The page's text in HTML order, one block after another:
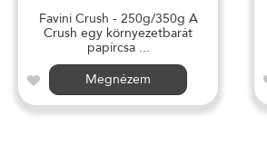
Favini Crush - 250g/350g A
Crush egy környezetbarát
papírcsa ...
Megnézem